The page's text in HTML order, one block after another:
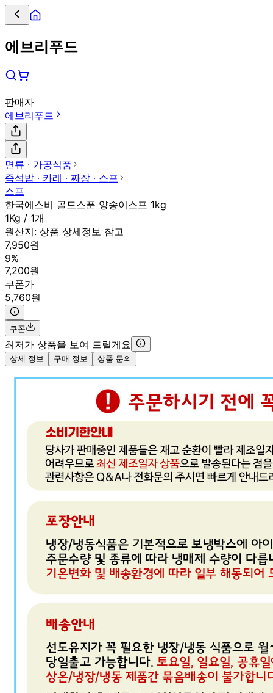
에브리푸드
판매자
에브리푸드
면류 ∙ 가공식품
즉석밥 ∙ 카레 ∙ 짜장 ∙ 스프
스프
한국에스비 골드스푼 양송이스프 1kg
1Kg / 1개
원산지: 상품 상세정보 참고
7,950원
9%
7,200원
쿠폰가
5,760원
쿠폰
최저가 상품을 보여 드릴게요
상세 정보 구매 정보 상품 문의